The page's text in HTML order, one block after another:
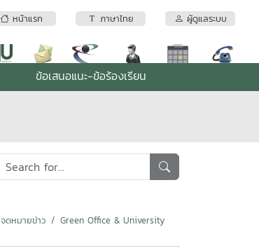
หน้าแรก ภาษาไทย ผู้ดูแลระบบ
ข้อเสนอแนะ-ข้อร้องเรียน
จดหมายข่าว
Green Office & University